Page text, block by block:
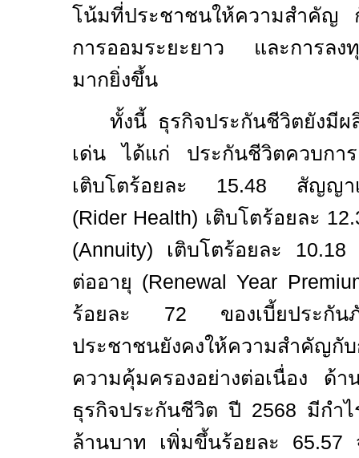
โน้มที่ประชาชนให้ความสำคัญ
การออมระยะยาว และการลง
มากยิ่งขึ้น
ทั้งนี้ ธุรกิจประกันชีวิตยังมี
เด่น ได้แก่ ประกันชีวิตควบกา
เติบโตร้อยละ 15.48 สัญญาเ
(Rider Health) เติบโตร้อยละ
(Annuity) เติบโตร้อยละ
ต่ออายุ (Renewal Year
ร้อยละ 72 ของเบี้ยประกัน
ประชาชนยังคงให้ความสำคัญกั
ความคุ้มครองอย่างต่อเนื่อง ด้า
ธุรกิจประกันชีวิต ปี 2568 มีกำ
ล้านบาท เพิ่มขึ้นร้อยละ 65.57